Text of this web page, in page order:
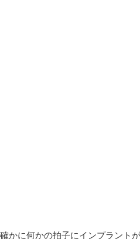
かに何かの拍子にインプラント